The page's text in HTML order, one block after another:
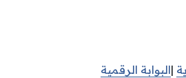
|البوابة الرقمية